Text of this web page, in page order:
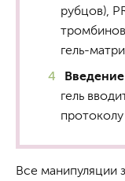
рубцов),
гель-
гель
Все манипуляции